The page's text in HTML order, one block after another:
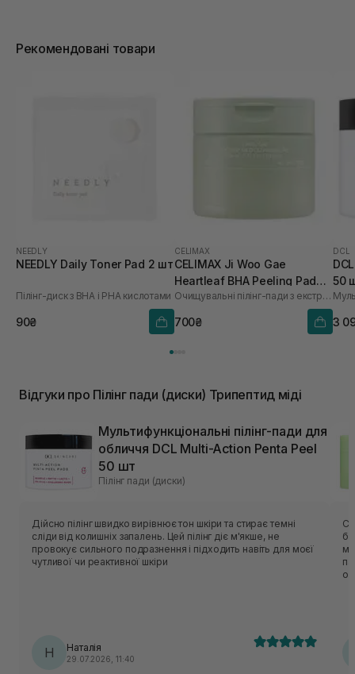
Рекомендовані товари
NEEDLY
NEEDLY Daily Toner Pad 2 шт
Пілінг-диск з BHA і PHA кислотами
90₴
CELIMAX
CELIMAX Ji Woo Gae
Heartleaf BHA Peeling Pad
60 шт
Очищувальні пілінг-пади з екстрактом хауттюйнії та BHA кислотами
700₴
DCL
50
3
Відгуки про Пілінг пади (диски) Трипептид міді
Мультифункціональні пілінг-пади для
обличчя DCL Multi-Action Penta Peel
50 шт
Пілінг пади (диски)
Дійсно пілінг швидко вирівнює тон шкіри та стирає темні
сліди від колишніх запалень. Цей пілінг діє м'якше, не
провокує сильного подразнення і підходить навіть для моєї
чутливої чи реактивної шкіри
Н Наталія
29.07.2026, 11:40